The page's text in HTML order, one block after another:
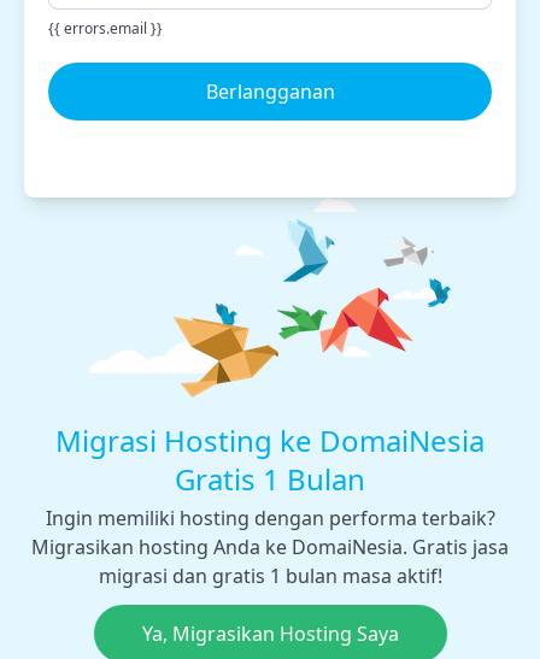
{{ errors.email }}
Berlangganan
Migrasi Hosting ke DomaiNesia
Gratis 1 Bulan
Ingin memiliki hosting dengan performa terbaik?
Migrasikan hosting Anda ke DomaiNesia. Gratis jasa
migrasi dan gratis 1 bulan masa aktif!
Ya, Migrasikan Hosting Saya